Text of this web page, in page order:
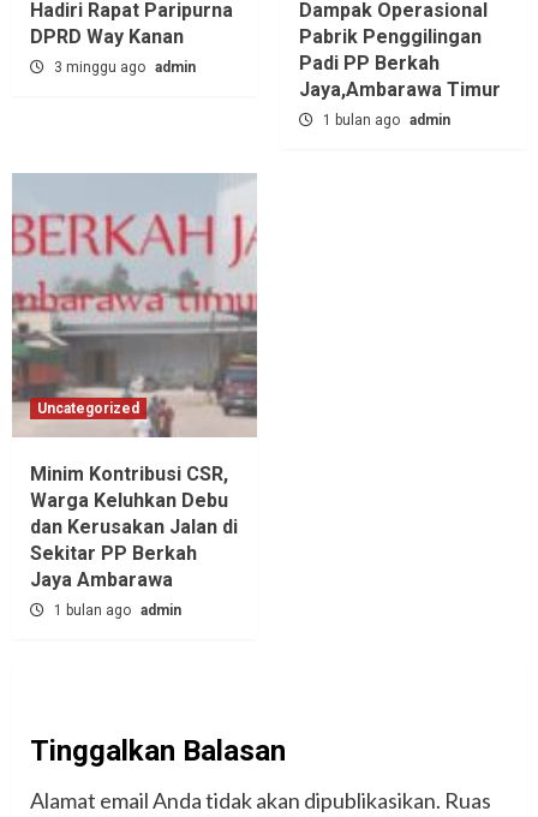
Hadiri Rapat Paripurna
DPRD Way Kanan
3 minggu ago admin
Dampak Operasional
Pabrik Penggilingan
Padi PP Berkah
Jaya,‎Ambarawa Timur
1 bulan ago admin
Uncategorized
Minim Kontribusi CSR,
Warga Keluhkan Debu
dan Kerusakan Jalan di
Sekitar PP Berkah
Jaya Ambarawa‎
1 bulan ago admin
Tinggalkan Balasan
Alamat email Anda tidak akan dipublikasikan. Ruas